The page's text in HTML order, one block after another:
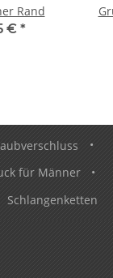
Rand
€ *
•
für Männer
•
Schlangenketten